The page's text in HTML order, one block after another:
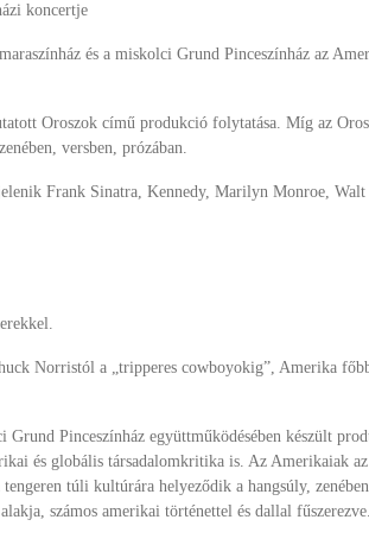
koncertje
és a miskolci Grund Pinceszínház az
Oroszok című produkció folytatása. Míg az
versben, prózában.
Frank Sinatra, Kennedy, Marilyn Monroe,
Norristól a „tripperes cowboyokig”, Amerika
Grund Pinceszínház együttműködésében készült
és globális társadalomkritika is. Az Amerikaiak
túli kultúrára helyeződik a hangsúly,
számos amerikai történettel és dallal fűszerezve.